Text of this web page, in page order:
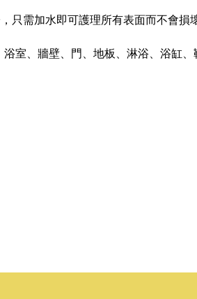
需加水即可護理所有表面而不會損壞
室、牆壁、門、地板、淋浴、浴缸、